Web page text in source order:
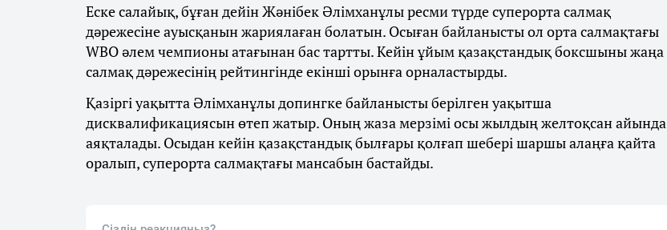
Еске салайық, бұған дейін Жәнібек Әлімханұлы ресми түрде суперорта салмақ
дәрежесіне ауысқанын жариялаған болатын. Осыған байланысты ол орта салмақтағы
WBO әлем чемпионы атағынан бас тартты. Кейін ұйым қазақстандық боксшыны жаңа
салмақ дәрежесінің рейтингінде екінші орынға орналастырды.
Қазіргі уақытта Әлімханұлы допингке байланысты берілген уақытша
дисквалификациясын өтеп жатыр. Оның жаза мерзімі осы жылдың желтоқсан айында
аяқталады. Осыдан кейін қазақстандық былғары қолғап шебері шаршы алаңға қайта
оралып, суперорта салмақтағы мансабын бастайды.